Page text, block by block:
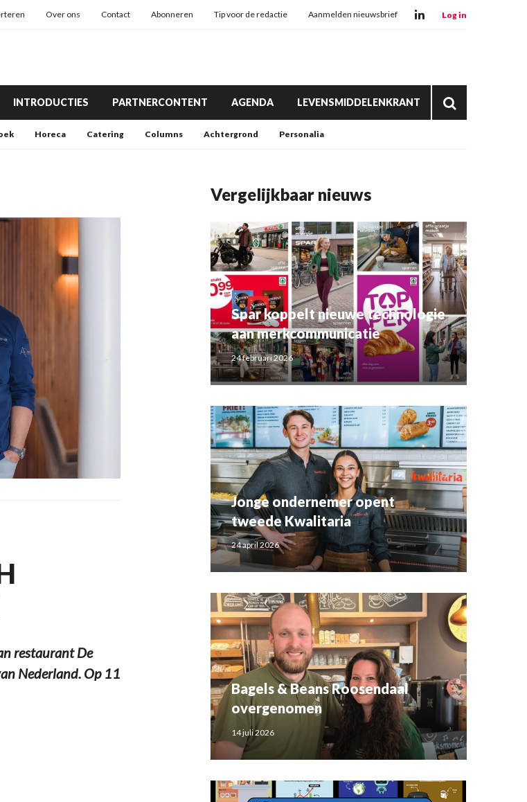
Over ons Contact Abonneren Tip voor de redactie Aanmelden nieuwsbrief Log in
INTRODUCTIES PARTNERCONTENT AGENDA LEVENSMIDDELENKRANT
Horeca Catering Columns Achtergrond Personalia
restaurant De
Nederland. Op 11
Vergelijkbaar nieuws
Spar koppelt nieuwe technologie
aan merkcommunicatie
24 februari 2026
Jonge ondernemer opent
tweede Kwalitaria
24 april 2026
Bagels & Beans Roosendaal
overgenomen
14 juli 2026